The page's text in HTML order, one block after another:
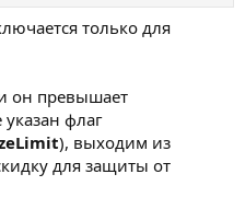
только для
он превышает
указан флаг
), выходим из
для защиты от